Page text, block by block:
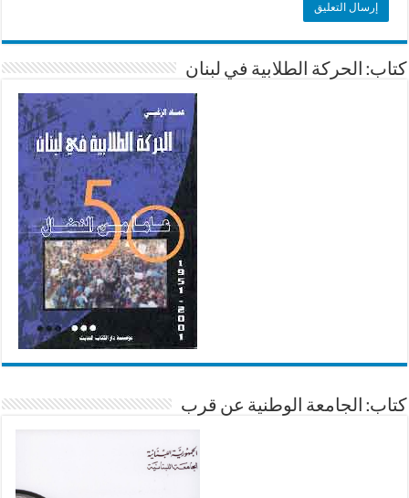
كتاب: الحركة الطلابية في لبنان
كتاب: الجامعة الوطنية عن قرب